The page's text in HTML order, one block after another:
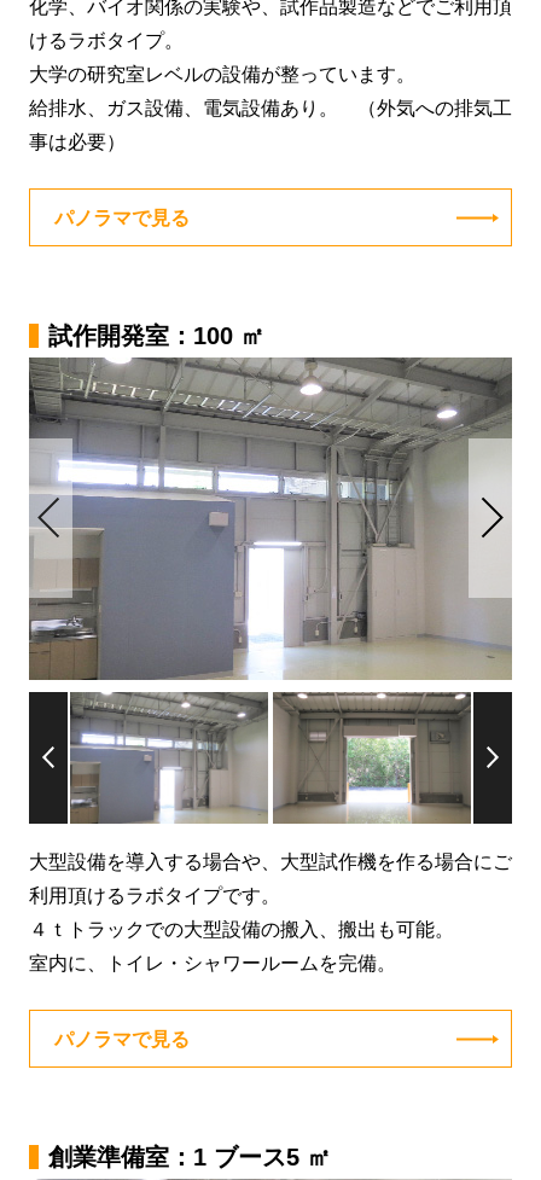
化学、バイオ関係の実験や、試作品製造などでご利用頂
けるラボタイプ。
大学の研究室レベルの設備が整っています。
給排水、ガス設備、電気設備あり。 （外気への排気工
事は必要）
パノラマで見る
試作開発室：100 ㎡
大型設備を導入する場合や、大型試作機を作る場合にご
利用頂けるラボタイプです。
４ｔトラックでの大型設備の搬入、搬出も可能。
室内に、トイレ・シャワールームを完備。
パノラマで見る
創業準備室：1 ブース5 ㎡